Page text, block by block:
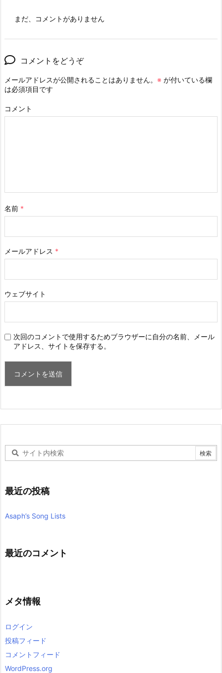
まだ、コメントがありません
コメントをどうぞ
メールアドレスが公開されることはありません。 ※ が付いている欄
は必須項目です
コメント
名前 *
メールアドレス *
ウェブサイト
次回のコメントで使用するためブラウザーに自分の名前、メール
アドレス、サイトを保存する。
最近の投稿
Asaph’s Song Lists
最近のコメント
メタ情報
ログイン
投稿フィード
コメントフィード
WordPress.org